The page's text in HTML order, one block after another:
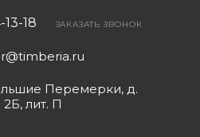
18 ЗАКАЗАТЬ ЗВОНОК
Перемерки, д.
2Б, лит. П